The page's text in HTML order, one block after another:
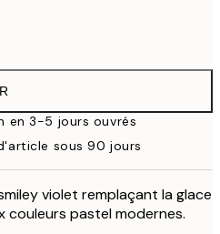
19,95 €
en 3-5 jours ouvrés
sous 90 jours
violet remplaçant la glace
couleurs pastel modernes.